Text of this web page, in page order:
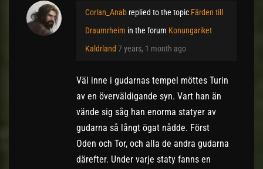
Corlan_Anab replied to the topic Färden till
Draumrheim in the forum Konungariket
Kaldrland 7 years, 1 month ago
Väl inne i gudarnas tempel möttes Turin
av en överväldigande syn. Vart han än
vände sig såg han enorma statyer av
gudarna så långt ögat nådde. Först
Oden och Tor, och alla de andra gudarna
därefter. Under varje staty fanns en